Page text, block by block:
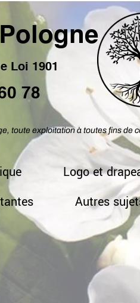
Loi 1901
78
toute exploitation à toutes fins
Logo et
Autres